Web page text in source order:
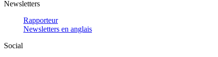
Newsletters
Rapporteur
Newsletters en anglais
Social